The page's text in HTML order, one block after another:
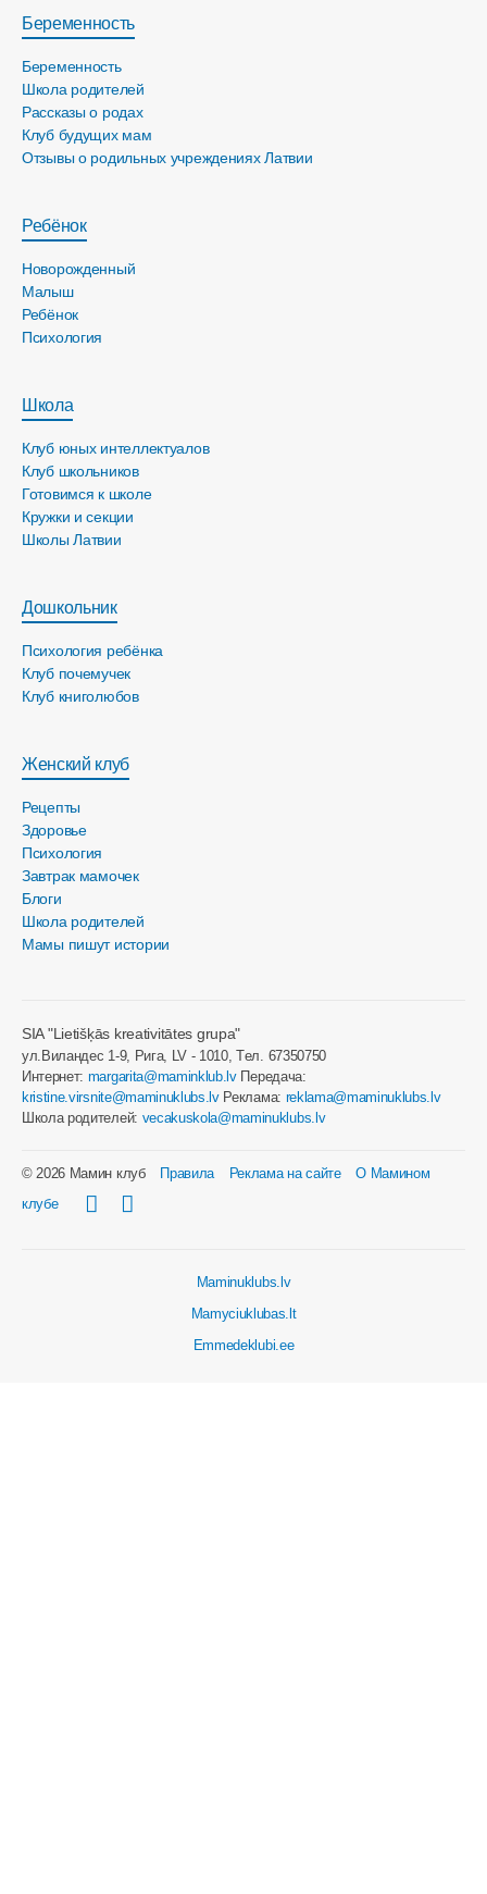
Беременность
Беременность
Школа родителей
Рассказы о родах
Клуб будущих мам
Отзывы о родильных учреждениях Латвии
Ребёнок
Новорожденный
Малыш
Ребёнок
Психология
Школа
Клуб юных интеллектуалов
Клуб школьников
Готовимся к школе
Кружки и секции
Школы Латвии
Дошкольник
Психология ребёнка
Клуб почемучек
Клуб книголюбов
Женский клуб
Рецепты
Здоровье
Психология
Завтрак мамочек
Блоги
Школа родителей
Мамы пишут истории
SIA "Lietišķās kreativitātes grupa"
ул.Виландес 1-9, Рига, LV - 1010, Tел. 67350750
Интернет: margarita@maminklub.lvПередача:
kristine.virsnite@maminuklubs.lvРеклама: reklama@maminuklubs.lv
Школа родителей: vecakuskola@maminuklubs.lv
© 2026 Мамин клуб Правила Реклама на сайте
О Мамином
клубе
Maminuklubs.lv
Mamyciuklubas.lt
Emmedeklubi.ee